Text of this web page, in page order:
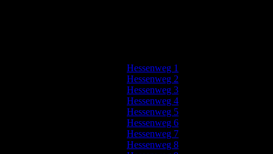
Hessenweg 1
Hessenweg 2
Hessenweg 3
Hessenweg 4
Hessenweg 5
Hessenweg 6
Hessenweg 7
Hessenweg 8